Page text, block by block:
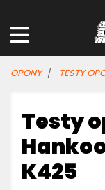
OPONY TESTY
Testy
K425